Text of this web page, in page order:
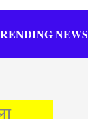
NEWS